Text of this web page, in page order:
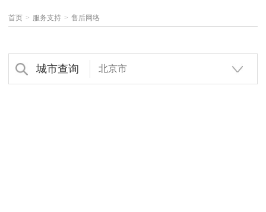
首页 > 服务支持 > 售后网络
城市查询